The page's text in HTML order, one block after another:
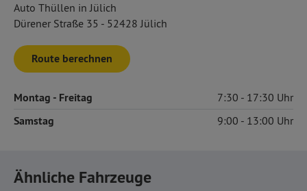
Auto Thüllen in Jülich
Dürener Straße 35 - 52428 Jülich
Route berechnen
Montag - Freitag 7:30 17:30
Samstag 9:00 13:00
Ähnliche Fahrzeuge